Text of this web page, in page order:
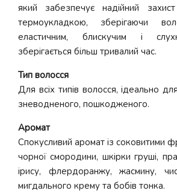
який забезпечує надійний
термоукладкою, зберігаючи
еластичним, блискучим і
зберігається більш тривалий час.
Тип волосся
Для всіх типів волосся, ідеально
зневодненого, пошкодженого.
Аромат
Спокусливий аромат із соковитими
чорної смородини, шкірки груші,
ірису, флердоранжу, жасмину,
мигдального крему та бобів тонка.